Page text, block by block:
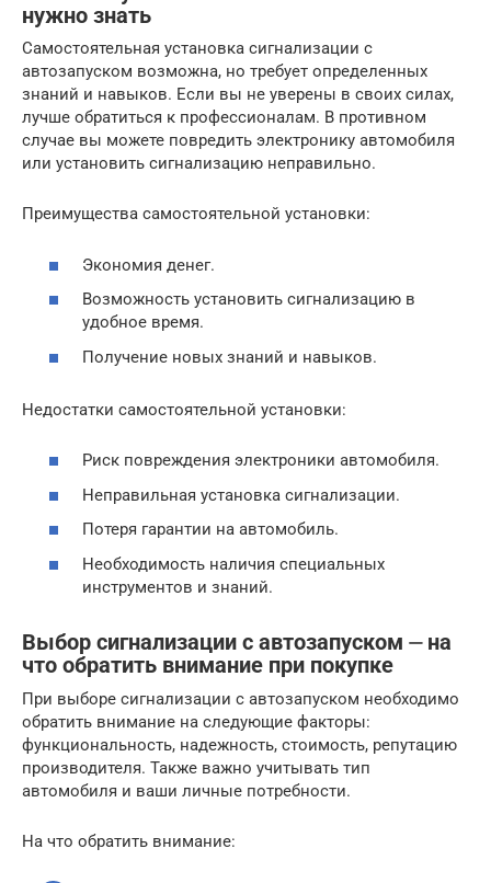
нужно знать
Самостоятельная установка сигнализации с
автозапуском возможна, но требует определенных
знаний и навыков. Если вы не уверены в своих силах,
лучше обратиться к профессионалам. В противном
случае вы можете повредить электронику автомобиля
или установить сигнализацию неправильно.
Преимущества самостоятельной установки:
Экономия денег.
Возможность установить сигнализацию в
удобное время.
Получение новых знаний и навыков.
Недостатки самостоятельной установки:
Риск повреждения электроники автомобиля.
Неправильная установка сигнализации.
Потеря гарантии на автомобиль.
Необходимость наличия специальных
инструментов и знаний.
Выбор сигнализации с автозапуском ⏤ на
что обратить внимание при покупке
При выборе сигнализации с автозапуском необходимо
обратить внимание на следующие факторы:
функциональность, надежность, стоимость, репутацию
производителя. Также важно учитывать тип
автомобиля и ваши личные потребности.
На что обратить внимание: